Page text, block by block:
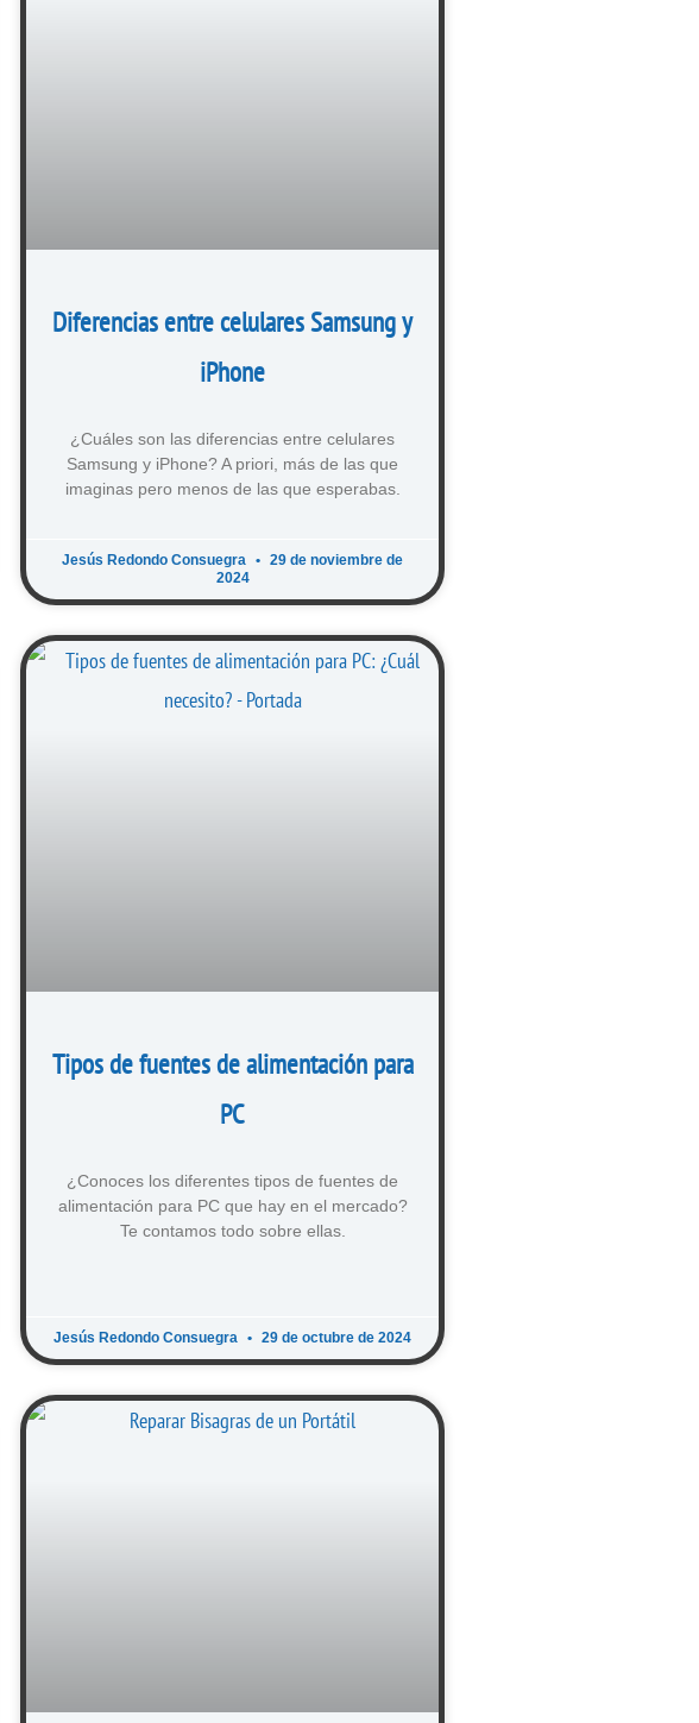
Diferencias entre celulares Samsung y
iPhone
¿Cuáles son las diferencias entre celulares
Samsung y iPhone? A priori, más de las que
imaginas pero menos de las que esperabas.
Jesús Redondo Consuegra
29 de noviembre de
2024
Tipos de fuentes de alimentación para
PC
¿Conoces los diferentes tipos de fuentes de
alimentación para PC que hay en el mercado?
Te contamos todo sobre ellas.
Jesús Redondo Consuegra 29 de octubre de 2024